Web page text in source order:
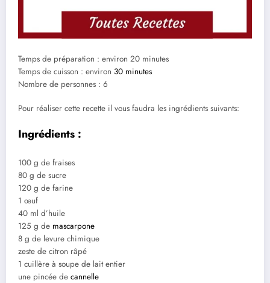
Temps de préparation : environ 20 minutes
Temps de cuisson : environ 30 minutes
Nombre de personnes : 6
Pour réaliser cette recette il vous faudra les ingrédients suivants:
Ingrédients :
100 g de fraises
80 g de sucre
120 g de farine
1 œuf
40 ml d’huile
125 g de mascarpone
8 g de levure chimique
zeste de citron râpé
1 cuillère à soupe de lait entier
une pincée de cannelle